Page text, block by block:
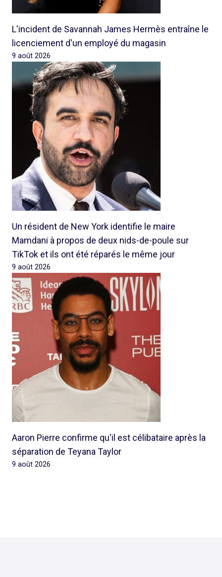
L'incident de Savannah James Hermès entraîne le
licenciement d'un employé du magasin
9 août 2026
Un résident de New York identifie le maire
Mamdani à propos de deux nids-de-poule sur
TikTok et ils ont été réparés le même jour
9 août 2026
Aaron Pierre confirme qu'il est célibataire après la
séparation de Teyana Taylor
9 août 2026